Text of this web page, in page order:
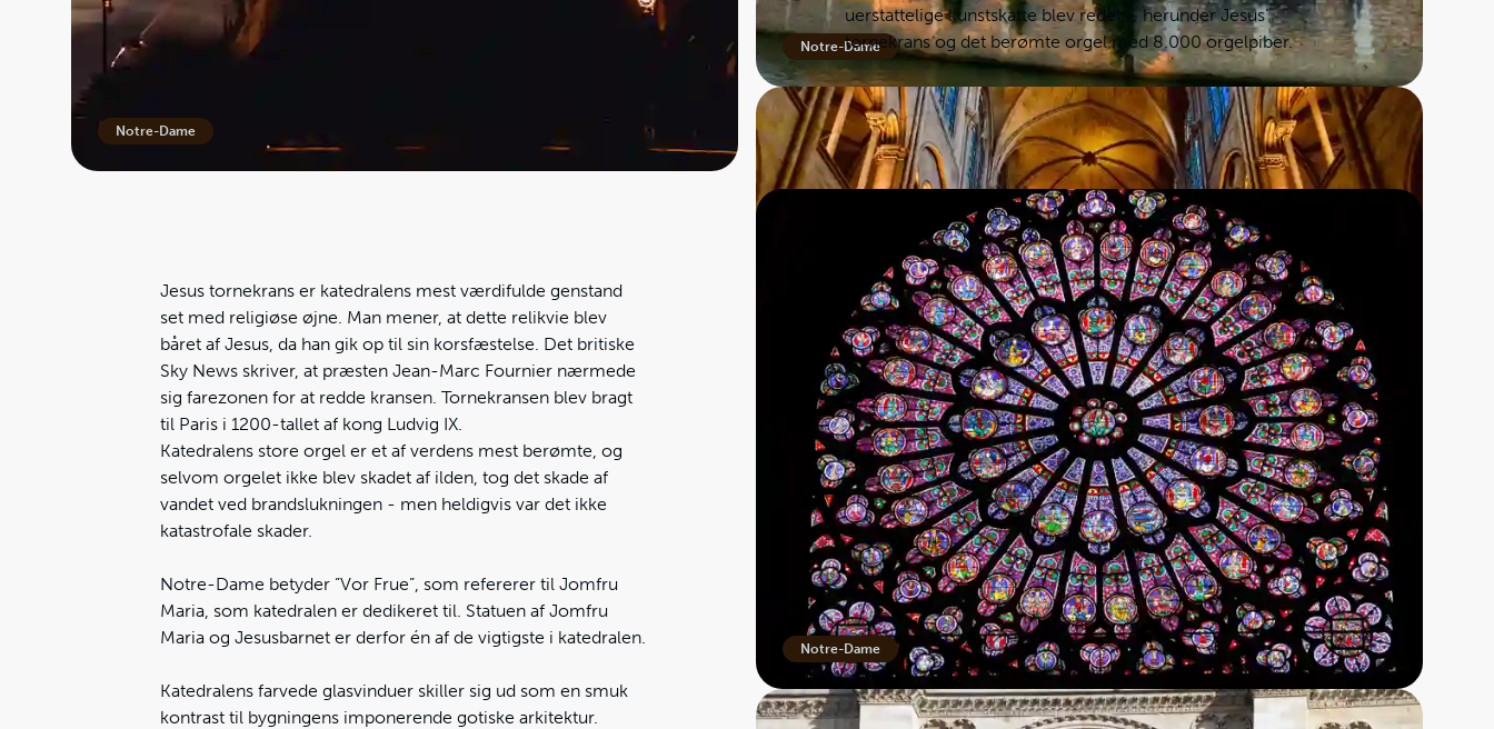
Notre-Dame
Notre-Dame
Notre-Dame
uerstattelige kunstskatte blev redet – herunder Jesus’
tornekrans og det berømte orgel med 8.000 orgelpiber.
Jesus tornekrans er katedralens mest værdifulde genstand
set med religiøse øjne. Man mener, at dette relikvie blev
båret af Jesus, da han gik op til sin korsfæstelse. Det britiske
Sky News skriver, at præsten Jean-Marc Fournier nærmede
sig farezonen for at redde kransen. Tornekransen blev bragt
til Paris i 1200-tallet af kong Ludvig IX.
Katedralens store orgel er et af verdens mest berømte, og
selvom orgelet ikke blev skadet af ilden, tog det skade af
vandet ved brandslukningen - men heldigvis var det ikke
katastrofale skader.
Notre-Dame betyder ”Vor Frue”, som refererer til Jomfru
Maria, som katedralen er dedikeret til. Statuen af Jomfru
Maria og Jesusbarnet er derfor én af de vigtigste i katedralen.
Katedralens farvede glasvinduer skiller sig ud som en smuk
kontrast til bygningens imponerende gotiske arkitektur.
Notre-Dame